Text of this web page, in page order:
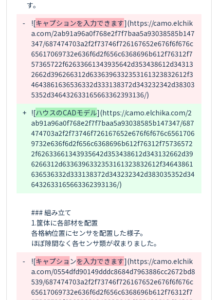
-
![キャプションを入力できます](https://camo.elchik
a.com/2ab91a96a0f768e2f7f7baa5a93038585b147
347/687474703a2f2f73746f726167652e676f6f676c
65617069732e636f6d2f656c6368696b612f76312f7
57365722f62633661343935642d353438612d34313
2662d396266312d6336396332353161323832612f3
4643861636536332d333138372d343232342d38303
+ ![ハウスのCADモデル](https://camo.elchika.com/2
ab91a96a0f768e2f7f7baa5a93038585b147347/687
474703a2f2f73746f726167652e676f6f676c6561706
9732e636f6d2f656c6368696b612f76312f75736572
2f62633661343935642d353438612d343132662d39
6266312d6336396332353161323832612f34643861
636536332d333138372d343232342d383035352d34
### 組み立て
1.筐体に各部材を配置
各格納位置にセンサを配置した様子。
-
![キャプショ ンを入力できます](https://camo.elchik
a.com/0554dfd90149dddc8684d7963886cc2672bd8
539/687474703a2f2f73746f726167652e676f6f676c
65617069732e636f6d2f656c6368696b612f76312f7